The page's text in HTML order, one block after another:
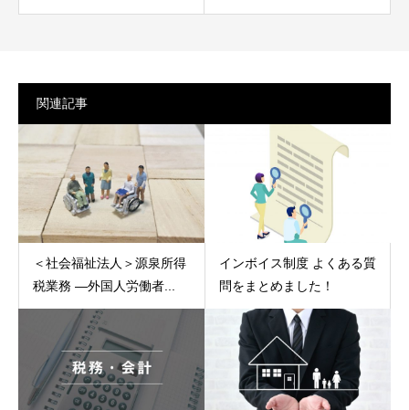
関連記事
＜社会福祉法人＞源泉所得
税業務 ―外国人労働者...
インボイス制度 よくある質
問をまとめました！